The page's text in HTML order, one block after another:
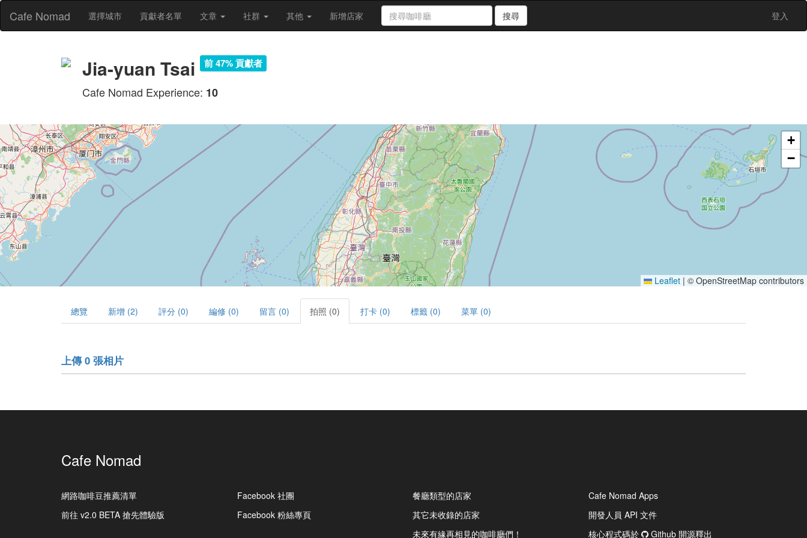
Cafe Nomad 選擇城市 貢獻者名單 文章 社群 其他 新增店家 搜尋 登入
Jia-yuan Tsai 前 47% 貢獻者
Cafe Nomad Experience: 10
+
−
Leaflet | © OpenStreetMap contributors
總覽 新增 (2) 評分 (0) 編修 (0) 留言 (0) 拍照 (0) 打卡 (0) 標籤 (0) 菜單 (0)
上傳 0 張相片
Cafe Nomad
網路咖啡豆推薦清單
前往 v2.0 BETA 搶先體驗版
Facebook 社團
Facebook 粉絲專頁
餐廳類型的店家
其它未收錄的店家
未來有緣再相見的咖啡廳們！
Cafe Nomad Apps
開發人員 API 文件
核心程式碼於
Github 開源釋出